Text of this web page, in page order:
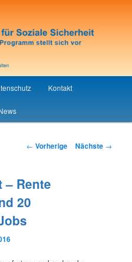
Kontakt
Artikelnavigation
← Vorherige Nächste →
Rente
20